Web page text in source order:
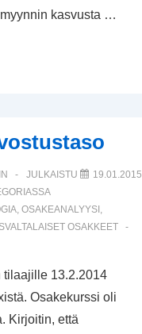
kasvusta …
JULKAISTU
19.01.2015
, OSAKEANALYYSI ,
OSAKKEET
tilaajille 13.2.2014
Osakekurssi oli
Kirjoitin, että